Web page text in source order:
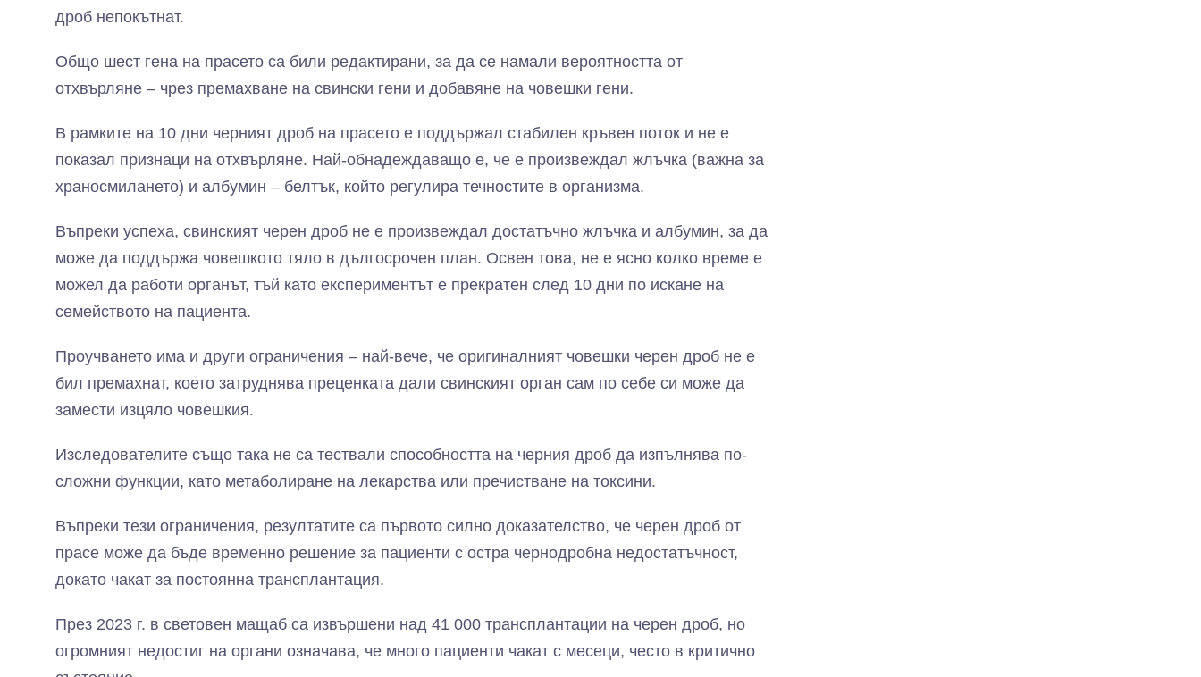
дроб непокътнат.
Общо шест гена на прасето са били редактирани, за да се намали вероятността от
отхвърляне – чрез премахване на свински гени и добавяне на човешки гени.
В рамките на 10 дни черният дроб на прасето е поддържал стабилен кръвен поток и не е
показал признаци на отхвърляне. Най-обнадеждаващо е, че е произвеждал жлъчка (важна за
храносмилането) и албумин – белтък, който регулира течностите в организма.
Въпреки успеха, свинският черен дроб не е произвеждал достатъчно жлъчка и албумин, за да
може да поддържа човешкото тяло в дългосрочен план. Освен това, не е ясно колко време е
можел да работи органът, тъй като експериментът е прекратен след 10 дни по искане на
семейството на пациента.
Проучването има и други ограничения – най-вече, че оригиналният човешки черен дроб не е
бил премахнат, което затруднява преценката дали свинският орган сам по себе си може да
замести изцяло човешкия.
Изследователите също така не са тествали способността на черния дроб да изпълнява по-
сложни функции, като метаболиране на лекарства или пречистване на токсини.
Въпреки тези ограничения, резултатите са първото силно доказателство, че черен дроб от
прасе може да бъде временно решение за пациенти с остра чернодробна недостатъчност,
докато чакат за постоянна трансплантация.
През 2023 г. в световен мащаб са извършени над 41 000 трансплантации на черен дроб, но
огромният недостиг на органи означава, че много пациенти чакат с месеци, често в критично